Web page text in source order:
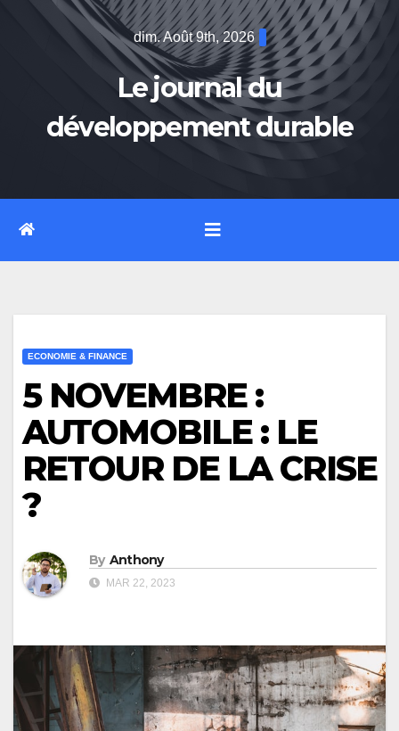
dim. Août 9th, 2026
Le journal du
développement durable
ECONOMIE & FINANCE
5 NOVEMBRE :
AUTOMOBILE : LE
RETOUR DE LA CRISE
?
By Anthony
MAR 22, 2023